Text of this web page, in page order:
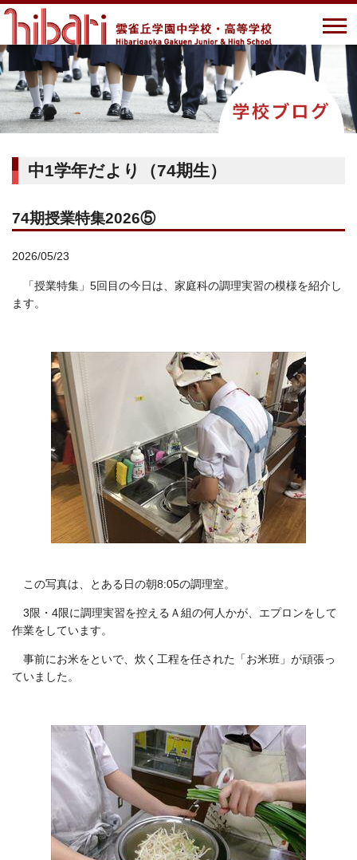
中1学年だより（74期生）
74期授業特集2026⑤
2026/05/23
「授業特集」5回目の今日は、家庭科の調理実習の模様を紹介し
ます。
この写真は、とある日の朝8:05の調理室。
3限・4限に調理実習を控えるＡ組の何人かが、エプロンをして
作業をしています。
事前にお米をといで、炊く工程を任された「お米班」が頑張っ
ていました。